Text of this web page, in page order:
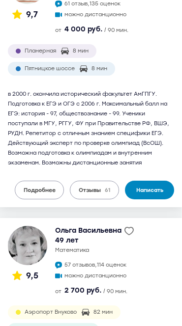
9,7
61 отзыв,135 оценок
можно дистанционно
от 4 000 руб. / 90 мин.
Планерная 8 мин
Пятницкое шоссе 8 мин
в 2000 г. окончила исторический факультет АмГПГУ.
Подготовка к ЕГЭ и ОГЭ с 2006 г. Максимальный балл на
ЕГЭ: история - 97, обществознание - 99. Ученики
поступали в МГУ, РГГУ, ФУ при Правительстве РФ, ВШЭ,
РУДН. Репетитор с отличным знанием специфики ЕГЭ.
Действующий эксперт по проверке олимпиад (ВсОШ).
Возможна подготовка к олимпиадам и внутренним
экзаменам. Возможны дистанционные занятия
Подробнее Отзывы 61 Написать
9,5
Ольга Васильевна
49 лет
математика
57 отзывов,114 оценок
можно дистанционно
от 2 700 руб. / 90 мин.
Аэропорт Внуково 82 мин